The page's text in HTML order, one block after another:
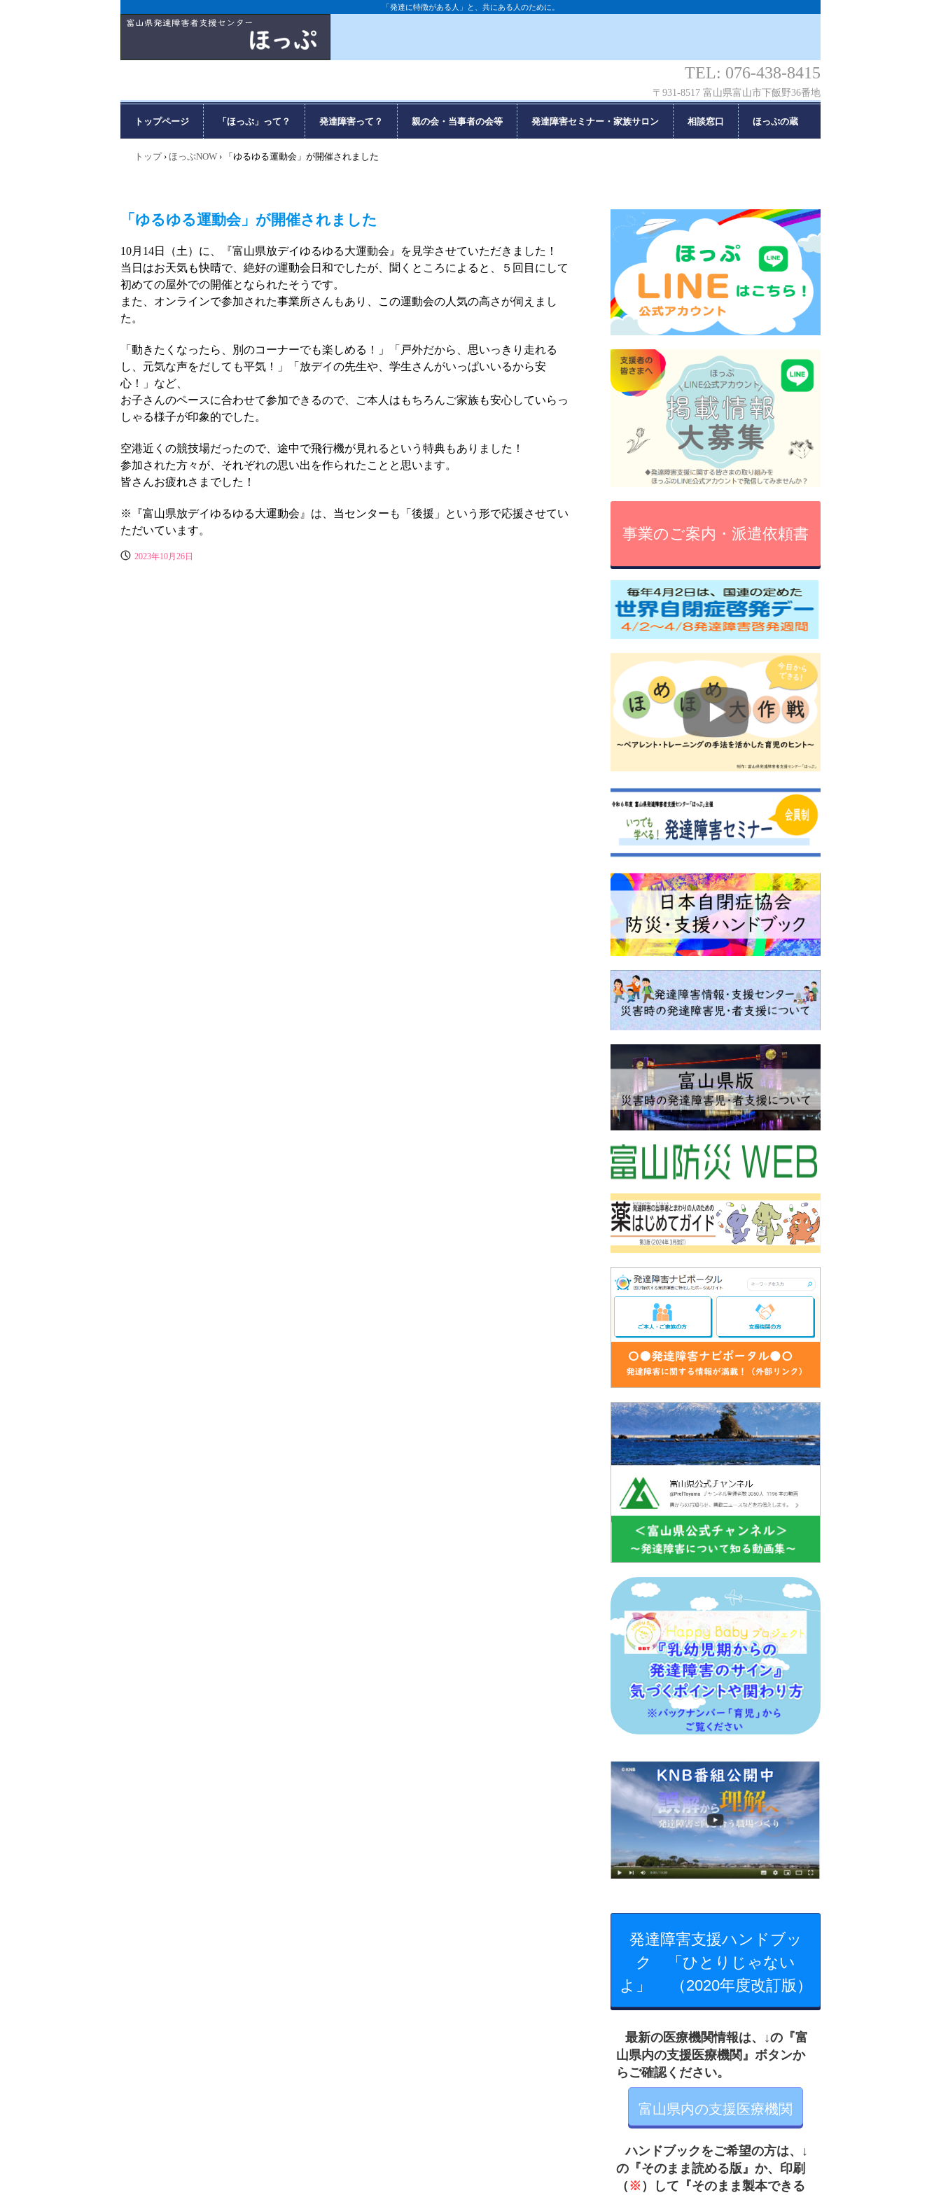
「発達に特徴がある人」と、共にある人のために。
TEL: 076-438-8415
〒931-8517 富山県富山市下飯野36番地
トップページ 「ほっぷ」って？ 発達障害って？ 親の会・当事者の会等 発達障害セミナー・家族サロン 相談窓口 ほっぷの蔵
トップ › ほっぷNOW › 「ゆるゆる運動会」が開催されました
「ゆるゆる運動会」が開催されました
10月14日（土）に、『富山県放デイゆるゆる大運動会』を見学させていただきました！
当日はお天気も快晴で、絶好の運動会日和でしたが、聞くところによると、５回目にして
初めての屋外での開催となられたそうです。
また、オンラインで参加された事業所さんもあり、この運動会の人気の高さが伺えまし
た。
「動きたくなったら、別のコーナーでも楽しめる！」「戸外だから、思いっきり走れる
し、元気な声をだしても平気！」「放デイの先生や、学生さんがいっぱいいるから安
心！」など、
お子さんのペースに合わせて参加できるので、ご本人はもちろんご家族も安心していらっ
しゃる様子が印象的でした。
空港近くの競技場だったので、途中で飛行機が見れるという特典もありました！
参加された方々が、それぞれの思い出を作られたことと思います。
皆さんお疲れさまでした！
※『富山県放デイゆるゆる大運動会』は、当センターも「後援」という形で応援させてい
ただいています。
2023年10月26日
事業のご案内・派遣依頼書
発達障害支援ハンドブッ
ク 「ひとりじゃない
よ」 （2020年度改訂版）
最新の医療機関情報は、↓の『富
山県内の支援医療機関』ボタンか
らご確認ください。
富山県内の支援医療機関
ハンドブックをご希望の方は、↓
の『そのまま読める版』か、印刷
（ ※）して『そのまま製本できる